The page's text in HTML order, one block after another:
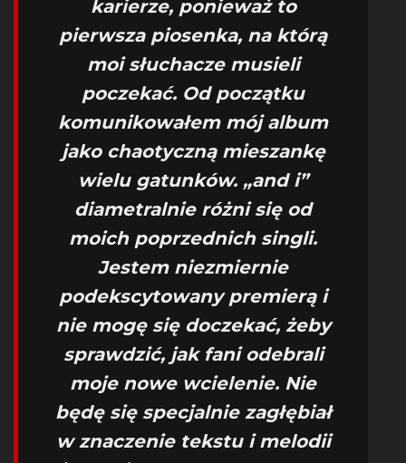
karierze, ponieważ to
pierwsza piosenka, na którą
moi słuchacze musieli
poczekać. Od początku
komunikowałem mój album
jako chaotyczną mieszankę
wielu gatunków. „and i”
diametralnie różni się od
moich poprzednich singli.
Jestem niezmiernie
podekscytowany premierą i
nie mogę się doczekać, żeby
sprawdzić, jak fani odebrali
moje nowe wcielenie. Nie
będę się specjalnie zagłębiał
w znaczenie tekstu i melodii